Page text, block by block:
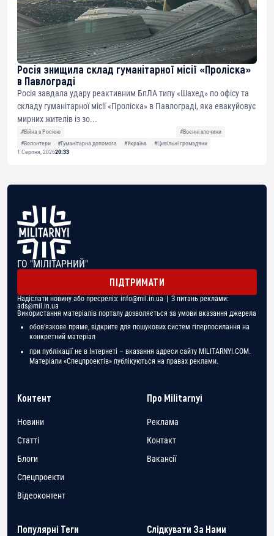
Росія знищила склад гуманітарної місії «Проліска»
в Павлограді
Росія завдала удару реактивним БпЛА типу «Шахед» по офісу та
складу гуманітарної місії «Проліска» в Павлограді, яка евакуйовує
мирних жителів із зо...
#Війна з Росією
#Воєнні злочини
#Волонтери
#Гуманітарна допомога #Україна
#Цивільні громадяни
1 Серпня, 202620:33
ГО "МІЛІТАРНИЙ"
ПІДТРИМАТИ
Надіслати новину або пресреліз: info@mil.in.ua | З питань реклами:
ads@mil.in.ua
Використання матеріалів порталу дозволяється за умови вказання джерела
обов'язкове пряме, відкрите для пошукових систем гіперпосилання на
конкретний матеріал
при публікації не в Інтернеті – вказання адреси сайту MILITARNYI.COM.
Матеріали «Спецпроектів» публікуються на правах реклами.
Контент
Новини
Статті
Блоги
Спецпроекти
Відеоконтент
Про Militarnyi
Реклама
Контакт
Вакансії
Популярні Теги Слідкувати За Нами